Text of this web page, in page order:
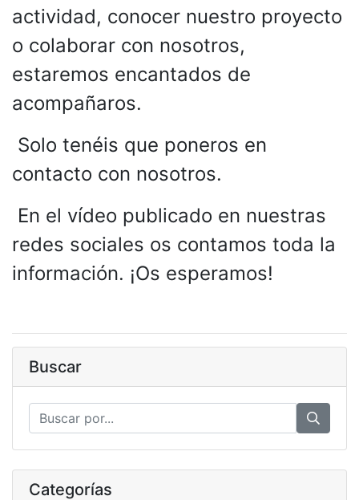
actividad, conocer nuestro proyecto
o colaborar con nosotros,
estaremos encantados de
acompañaros.
Solo tenéis que poneros en
contacto con nosotros.
En el vídeo publicado en nuestras
redes sociales os contamos toda la
información. ¡Os esperamos!
Buscar
Categorías